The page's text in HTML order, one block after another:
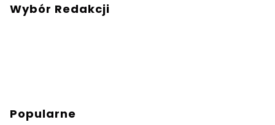
Wybór Redakcji
Popularne